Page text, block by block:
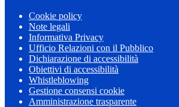
Cookie policy
Note legali
Informativa Privacy
Ufficio Relazioni con il Pubblico
Dichiarazione di accessibilità
Obiettivi di accessibilità
Whistleblowing
Gestione consensi cookie
Amministrazione trasparente